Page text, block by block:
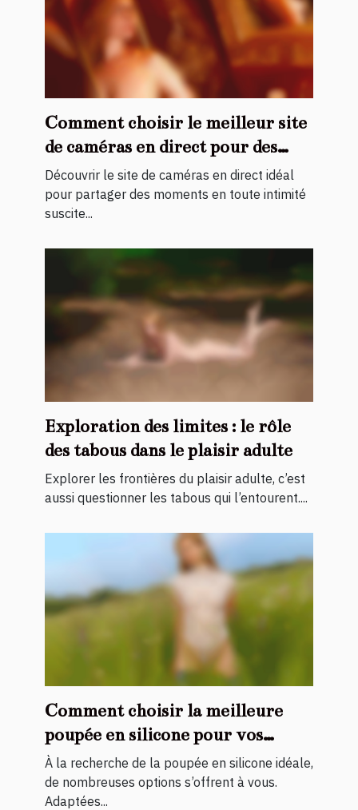
Comment choisir le meilleur site
de caméras en direct pour des
moments privés ?
Découvrir le site de caméras en direct idéal
pour partager des moments en toute intimité
suscite...
Exploration des limites : le rôle
des tabous dans le plaisir adulte
Explorer les frontières du plaisir adulte, c’est
aussi questionner les tabous qui l’entourent....
Comment choisir la meilleure
poupée en silicone pour vos
besoins personnels
À la recherche de la poupée en silicone idéale,
de nombreuses options s’offrent à vous.
Adaptées...